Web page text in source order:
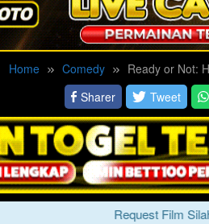
Home Comedy
Ready or Not:
Sharer
Tweet
Request Film